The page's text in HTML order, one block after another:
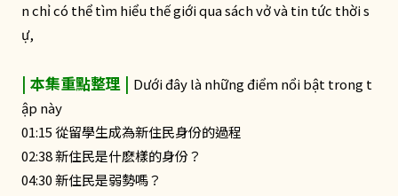
n chỉ có thể tìm hiểu thế giới qua sách vở và tin tức thời s
ự,
| 本集重點整理 | Dưới đây là những điểm nổi bật trong t
ập này
01:15 從留學生成為新住民身份的過程
02:38 新住民是什麽樣的身份？
04:30 新住民是弱勢嗎？